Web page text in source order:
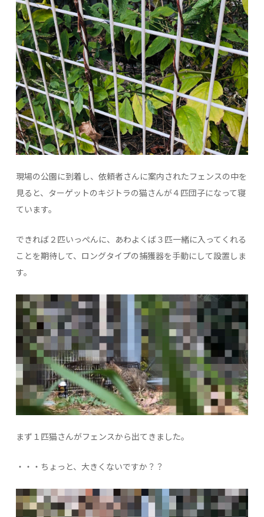
現場の公園に到着し、依頼者さんに案内されたフェンスの中を
見ると、ターゲットのキジトラの猫さんが４匹団子になって寝
ています。
できれば２匹いっぺんに、あわよくば３匹一緒に入ってくれる
ことを期待して、ロングタイプの捕獲器を手動にして設置しま
す。
まず１匹猫さんがフェンスから出てきました。
・・・ちょっと、大きくないですか？？